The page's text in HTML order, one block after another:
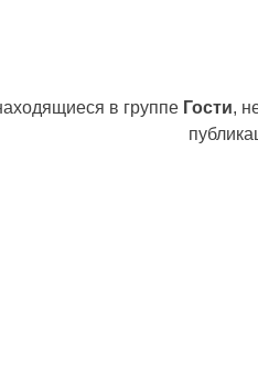
в группе Гости,